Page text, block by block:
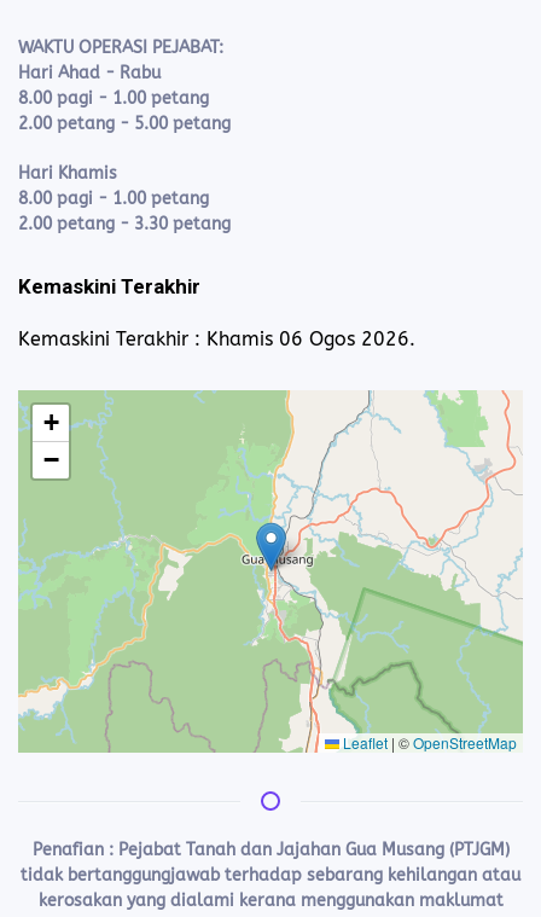
WAKTU OPERASI PEJABAT:
Hari Ahad - Rabu
8.00 pagi - 1.00 petang
2.00 petang - 5.00 petang
Hari Khamis
8.00 pagi - 1.00 petang
2.00 petang - 3.30 petang
Kemaskini Terakhir
Kemaskini Terakhir : Khamis 06 Ogos 2026.
+
−
Leaflet | ©OpenStreetMap
Penafian : Pejabat Tanah dan Jajahan Gua Musang (PTJGM)
tidak bertanggungjawab terhadap sebarang kehilangan atau
kerosakan yang dialami kerana menggunakan maklumat